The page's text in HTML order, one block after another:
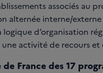
associés au
alternée interne/externe
logique d’organisation
une activité de recours et
France des 17